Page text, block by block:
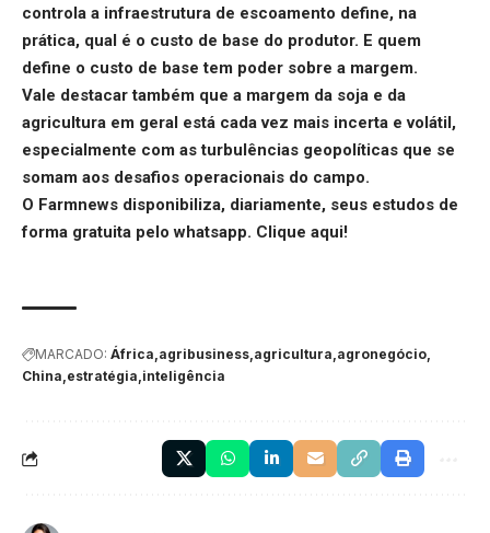
controla a infraestrutura de escoamento define, na
prática, qual é o custo de base do produtor. E quem
define o custo de base tem poder sobre a margem.
Vale destacar também que a margem da soja e da
agricultura em geral está cada vez mais incerta e volátil,
especialmente com as turbulências geopolíticas que se
somam aos desafios operacionais do campo.
O Farmnews disponibiliza, diariamente, seus estudos de
forma gratuita pelo whatsapp. Clique aqui!
MARCADO: África agribusiness agricultura agronegócio
China estratégia inteligência